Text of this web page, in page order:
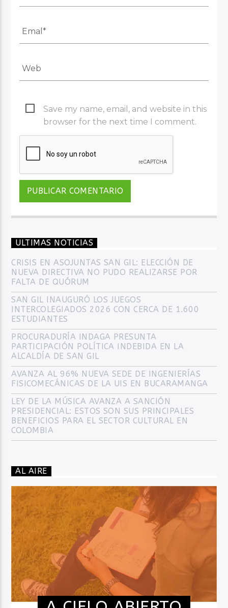
Save my name, email, and website in this
browser for the next time I comment.
ULTIMAS NOTICIAS
CRISIS EN ASOJUNTAS SAN GIL: ELECCIÓN DE
NUEVA DIRECTIVA NO PUDO REALIZARSE POR
FALTA DE QUÓRUM
SAN GIL INAUGURÓ LOS JUEGOS
INTERCOLEGIADOS 2026 CON CERCA DE 1.600
ESTUDIANTES
PROCURADURÍA INDAGA PRESUNTA
PARTICIPACIÓN POLÍTICA INDEBIDA EN LA
ALCALDÍA DE SAN GIL
AVANZA AL 96% NUEVA SEDE DE INGENIERÍAS
FISICOMECÁNICAS DE LA UIS EN BUCARAMANGA
LEY DE LA MÚSICA AVANZA A SANCIÓN
PRESIDENCIAL: ESTOS SON SUS PRINCIPALES
BENEFICIOS PARA EL SECTOR CULTURAL EN
COLOMBIA
AL AIRE